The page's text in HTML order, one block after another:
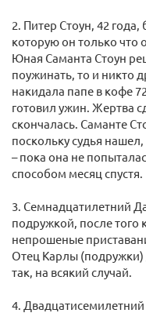
2. Питер Стоун, 42
которую он только что
Юная Саманта Стоун
поужинать, то и никто
накидала папе в кофе
готовил ужин. Жертва
скончалась. Саманте
поскольку судья
– пока она не
способом месяц спустя.
3. Семнадцатилетний
подружкой, после того
непрошеные
Отец Карлы (подружки)
так, на всякий случай.
4.